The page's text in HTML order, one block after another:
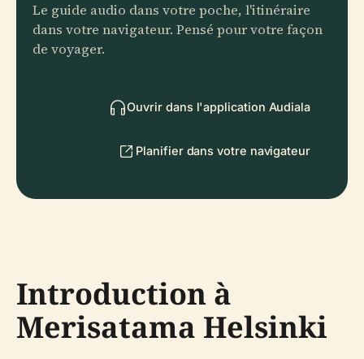
Le guide audio dans votre poche, l'itinéraire
dans votre navigateur. Pensé pour votre façon
de voyager.
Ouvrir dans l'application Audiala
Planifier dans votre navigateur
Introduction à
Merisatama Helsinki